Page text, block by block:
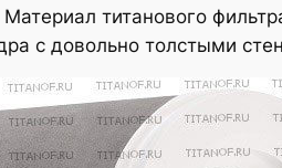
Материал титанового
с довольно толстыми